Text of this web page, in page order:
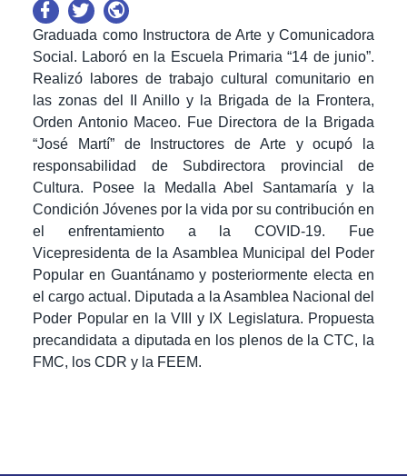
Graduada como Instructora de Arte y Comunicadora
Social. Laboró en la Escuela Primaria “14 de junio”.
Realizó labores de trabajo cultural comunitario en
las zonas del II Anillo y la Brigada de la Frontera,
Orden Antonio Maceo. Fue Directora de la Brigada
“José Martí” de Instructores de Arte y ocupó la
responsabilidad de Subdirectora provincial de
Cultura. Posee la Medalla Abel Santamaría y la
Condición Jóvenes por la vida por su contribución en
el enfrentamiento a la COVID-19. Fue
Vicepresidenta de la Asamblea Municipal del Poder
Popular en Guantánamo y posteriormente electa en
el cargo actual. Diputada a la Asamblea Nacional del
Poder Popular en la VIII y IX Legislatura. Propuesta
precandidata a diputada en los plenos de la CTC, la
FMC, los CDR y la FEEM.